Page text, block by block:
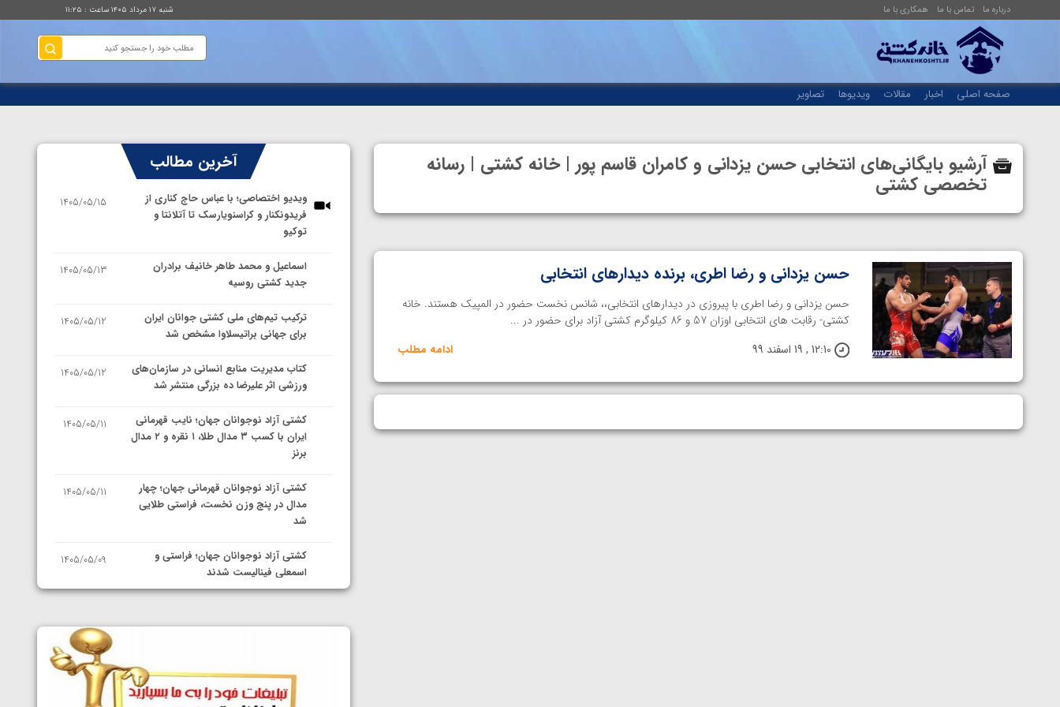
درباره ما تماس با ما همکاری با ما شنبه ۱۷ مرداد ۱۴۰۵ ساعت : ۱۱:۲۵
صفحه اصلی اخبار مقالات ویدیوها تصاویر
آرشیو بایگانی‌های انتخابی حسن یزدانی و کامران قاسم پور | خانه کشتی | رسانه
تخصصی کشتی
حسن یزدانی و رضا اطری، برنده دیدارهای انتخابی
حسن یزدانی و رضا اطری با پیروزی در دیدارهای انتخابی،، شانس نخست حضور در المپیک هستند. خانه
کشتی- رقابت های انتخابی اوزان 57 و 86 کیلوگرم کشتی آزاد برای حضور در ...
12:10 , 19 اسفند 99
ادامه مطلب
آخرین مطالب
ویدیو اختصاصی؛ با عباس حاج کناری از
فریدونکنار و کراسنویارسک تا آتلانتا و
توکیو
1405/05/15
اسماعیل و محمد طاهر خانیف برادران
جدید کشتی روسیه
1405/05/13
ترکیب تیم‌های ملی کشتی جوانان ایران
برای جهانی براتیسلاوا مشخص شد
1405/05/12
کتاب مدیریت منابع انسانی در سازمان‌های
ورزشی اثر علیرضا ده بزرگی منتشر شد
1405/05/12
کشتی آزاد نوجوانان جهان؛ نایب قهرمانی
ایران با کسب ۳ مدال طلا، ۱ نقره و ۲ مدال
برنز
1405/05/11
کشتی آزاد نوجوانان قهرمانی جهان؛ چهار
مدال در پنج وزن نخست، فراستی طلایی
شد
1405/05/11
کشتی آزاد نوجوانان جهان؛ فراستی و
اسمعلی فینالیست شدند
1405/05/09
نمایندگان ایران مشخص شدند
سوم برای ایران
1405/05/07